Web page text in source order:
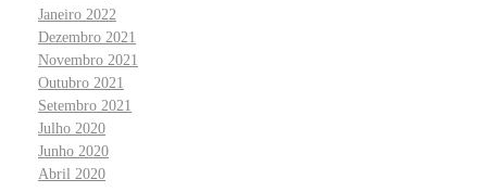
Janeiro 2022
Dezembro 2021
Novembro 2021
Outubro 2021
Setembro 2021
Julho 2020
Junho 2020
Abril 2020